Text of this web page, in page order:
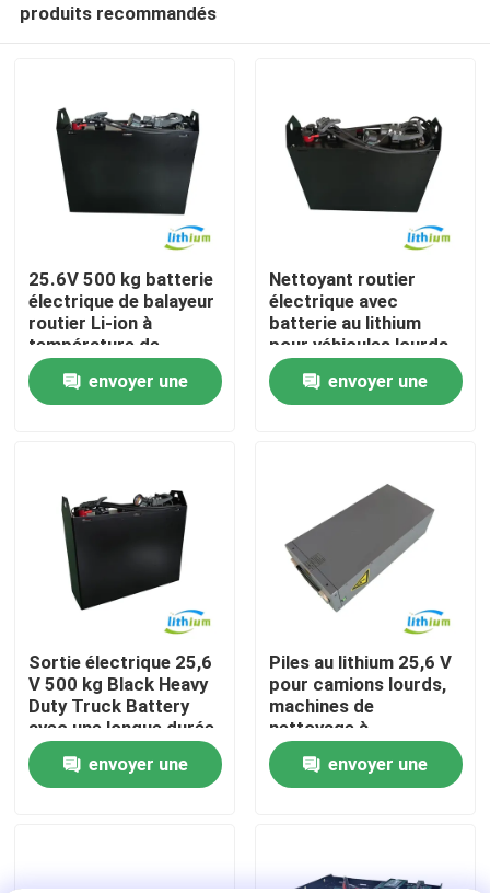
Produits
Au sujet de nous
Contrôle de qualité
Demandez une citation
batterie au lithium de chariot élévateur
Lithium électrique Ion Battery de chariot élévateur
produits recommandés
25.6V 500 kg batterie
électrique de balayeur
routier Li-ion à
température de
fonctionnement de
-20 °C à 50 °C
envoyer une
Nettoyant routier
électrique avec
batterie au lithium
pour véhicules lourds
envoyer une
Sortie électrique 25,6
V 500 kg Black Heavy
Duty Truck Battery
avec une longue durée
de vie
envoyer une
Piles au lithium 25,6 V
pour camions lourds,
machines de
nettoyage à
température extrême
envoyer une